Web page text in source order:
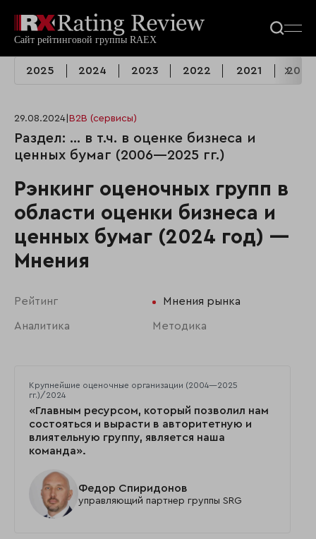
2025 2024 2023 2022 2021 2020
29.08.2024 B2B (сервисы)
Раздел: ... в т.ч. в оценке бизнеса и
ценных бумаг (2006—2025 гг.)
Рэнкинг оценочных групп в
области оценки бизнеса и
ценных бумаг (2024 год) —
Мнения
Рейтинг Мнения рынка
Аналитика Методика
Крупнейшие оценочные организации (2004—2025
гг.)/2024
«Главным ресурсом, который позволил нам
состояться и вырасти в авторитетную и
влиятельную группу, является наша
команда».
Федор Спиридонов
управляющий партнер группы SRG